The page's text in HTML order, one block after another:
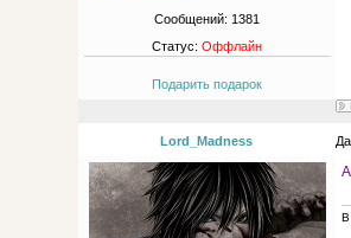
Сообщений: 1381
Статус: Оффлайн
Подарить подарок
Lord_Madness
В